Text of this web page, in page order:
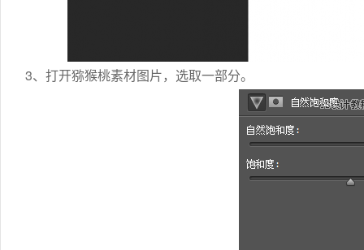
3、打开猕猴桃素材图片，选取一部分。